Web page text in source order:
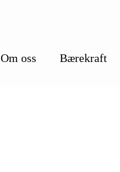
Om oss Bærekraft